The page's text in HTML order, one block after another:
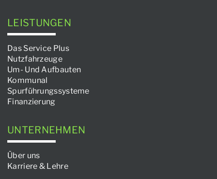
LEISTUNGEN
Das Service Plus
Nutzfahrzeuge
Um- Und Aufbauten
Kommunal
Spurführungssysteme
Finanzierung
UNTERNEHMEN
Über uns
Karriere & Lehre